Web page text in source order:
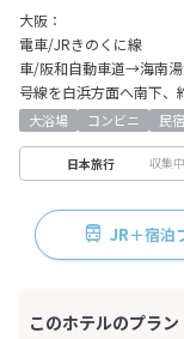
大阪：
電車/JRきのくに線
車/阪和自動車道→海南
号線を白浜方面へ南下、
大浴場 コンビニ 民宿
日本旅行 収集中
JR＋宿泊